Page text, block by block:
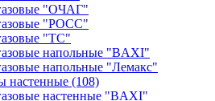
"ОЧАГ"
"РОСС"
"ТС"
напольные "BAXI"
напольные "Лемакс"
настенные (108)
настенные "BAXI"